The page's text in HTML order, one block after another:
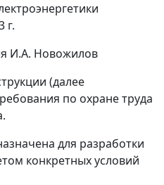
г.
И.А. Новожилов
(далее
по охране труда
для разработки
конкретных условий